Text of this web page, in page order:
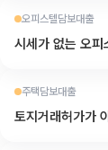
오피스텔담보대출
시세가 없는 오
주택담보대출
토지거래허가가